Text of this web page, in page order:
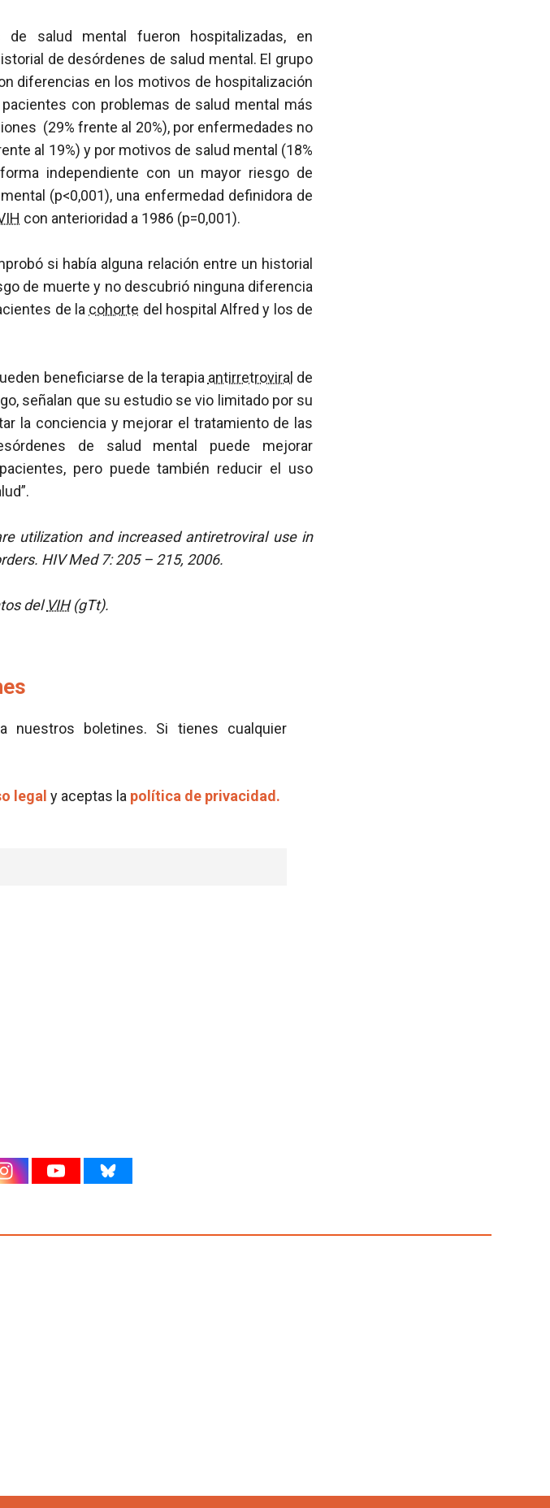
salud mental fueron hospitalizadas, en
de desórdenes de salud mental. El grupo
diferencias en los motivos de hospitalización
con problemas de salud mental más
(29% frente al 20%), por enfermedades no
al 19%) y por motivos de salud mental (18%
independiente con un mayor riesgo de
(p<0,001), una enfermedad definidora de
con anterioridad a 1986 (p=0,001).
si había alguna relación entre un historial
de muerte y no descubrió ninguna diferencia
de la cohorte del hospital Alfred y los de
beneficiarse de la terapia antirretroviral de
señalan que su estudio se vio limitado por su
la conciencia y mejorar el tratamiento de las
de salud mental puede mejorar
pero puede también reducir el uso
utilization and increased antiretroviral use in
HIV Med 7: 205 – 215, 2006.
delVIH(gTt).
nuestros boletines. Si tienes cualquier
legal y aceptas la política de privacidad.